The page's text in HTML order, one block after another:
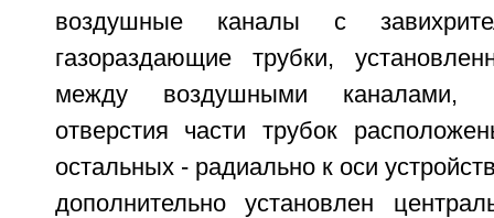
воздушные каналы с
газораздающие трубки,
между воздушными каналами,
отверстия части трубок
остальных - радиально к оси
дополнительно установлен